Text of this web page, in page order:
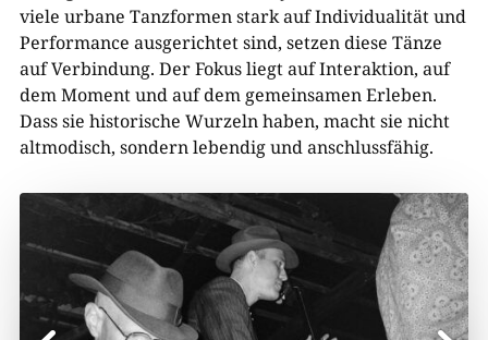
viele urbane Tanzformen stark auf Individualität und
Performance ausgerichtet sind, setzen diese Tänze
auf Verbindung. Der Fokus liegt auf Interaktion, auf
dem Moment und auf dem gemeinsamen Erleben.
Dass sie historische Wurzeln haben, macht sie nicht
altmodisch, sondern lebendig und anschlussfähig.